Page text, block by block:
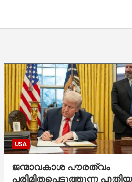
USA
ജന്മാവകാശ പൗരത്വം
പരിമിതപ്പെടുത്തുന്ന പുതിയ